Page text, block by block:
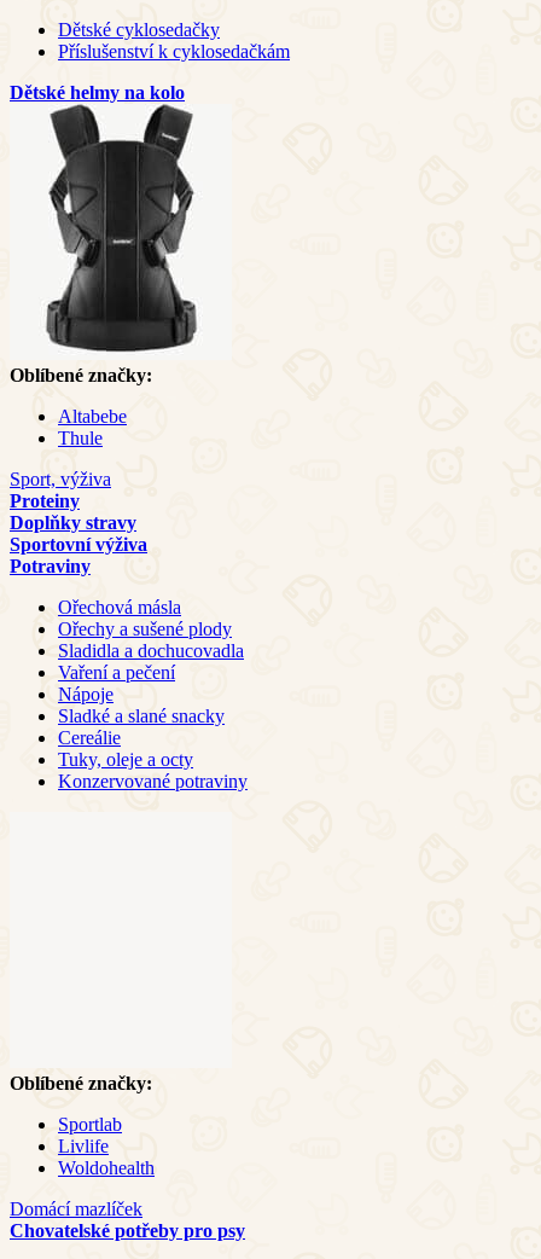
Dětské cyklosedačky
Příslušenství k cyklosedačkám
Dětské helmy na kolo
Oblíbené značky:
Altabebe
Thule
Sport, výživa
Proteiny
Doplňky stravy
Sportovní výživa
Potraviny
Ořechová másla
Ořechy a sušené plody
Sladidla a dochucovadla
Vaření a pečení
Nápoje
Sladké a slané snacky
Cereálie
Tuky, oleje a octy
Konzervované potraviny
Oblíbené značky:
Sportlab
Livlife
Woldohealth
Domácí mazlíček
Chovatelské potřeby pro psy